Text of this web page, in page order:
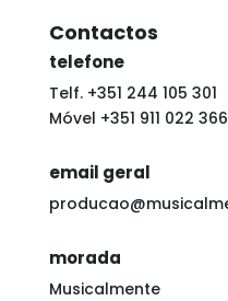
Contactos
telefone
Telf. +351 244 105 301
Móvel +351 911 022 366
email geral
morada
Musicalmente